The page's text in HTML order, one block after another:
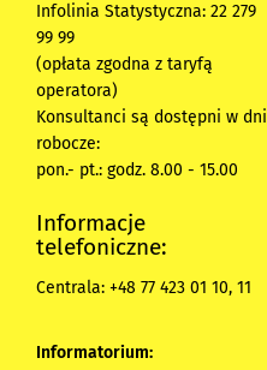
Infolinia Statystyczna: 22 279
99 99
(opłata zgodna z taryfą
operatora)
Konsultanci są dostępni w dni
robocze:
pon.- pt.: godz. 8.00 - 15.00
Informacje
telefoniczne:
Centrala: +48 77 423 01 10, 11
Informatorium: